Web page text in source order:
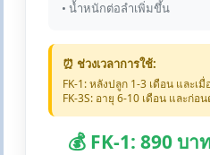
• น้ำหนักต่อลำเพิ่มขึ้น
⏰ ช่วงเวลาการใช้:
FK-1: หลังปลูก 1-3 เดือน และเมื่
FK-3S: อายุ 6-10 เดือน และก่อ
💰 FK-1: 890 บา